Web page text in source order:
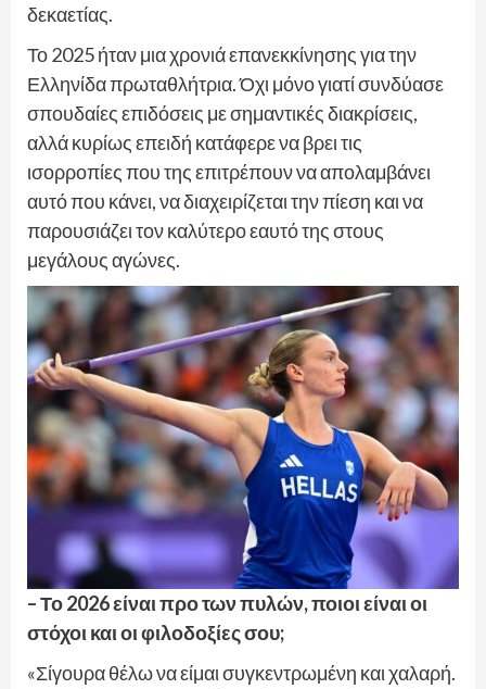
δεκαετίας.
Το 2025 ήταν μια χρονιά επανεκκίνησης για την
Ελληνίδα πρωταθλήτρια. Όχι μόνο γιατί συνδύασε
σπουδαίες επιδόσεις με σημαντικές διακρίσεις,
αλλά κυρίως επειδή κατάφερε να βρει τις
ισορροπίες που της επιτρέπουν να απολαμβάνει
αυτό που κάνει, να διαχειρίζεται την πίεση και να
παρουσιάζει τον καλύτερο εαυτό της στους
μεγάλους αγώνες.
– Το 2026 είναι προ των πυλών, ποιοι είναι οι
στόχοι και οι φιλοδοξίες σου;
«Σίγουρα θέλω να είμαι συγκεντρωμένη και χαλαρή.